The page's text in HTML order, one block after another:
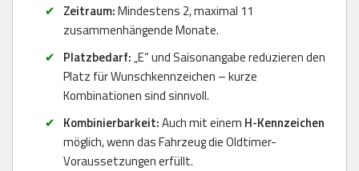
Zeitraum:Mindestens 2, maximal 11
zusammenhängende Monate.
Platzbedarf:„E“ und Saisonangabe reduzieren den
Platz für Wunschkennzeichen – kurze
Kombinationen sind sinnvoll.
Kombinierbarkeit:Auch mit einem H-Kennzeichen
möglich, wenn das Fahrzeug die Oldtimer-
Voraussetzungen erfüllt.